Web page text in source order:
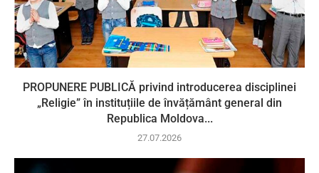
PROPUNERE PUBLICĂ privind introducerea disciplinei
„Religie” în instituțiile de învățământ general din
Republica Moldova...
27.07.2026